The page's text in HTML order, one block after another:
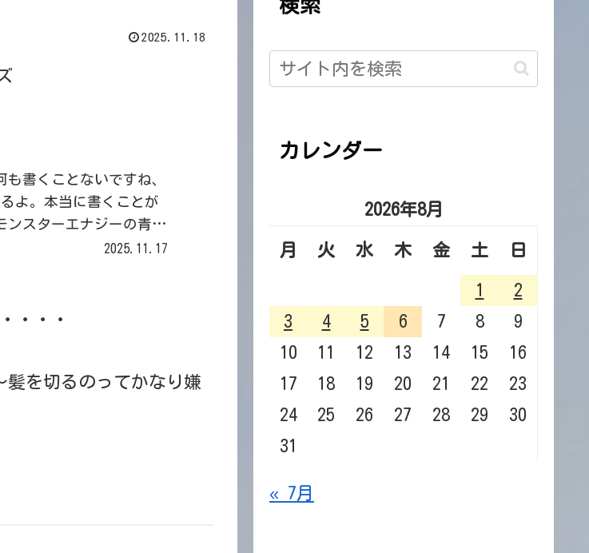
2025.11.18
書くことないですね、
よ。本当に書くことが
スターエナジーの青色
～まだ昼間は気温が高
2025.11.17
・・・
髪を切るのってかなり嫌
検索
カレンダー
2026年8月
月 火 水 木 金 土 日
1
2
3
4 5 6 7 8
9
10
11 12 13 14 15
16
17
18 19 20 21 22
23
24
25 26 27 28 29
30
31
« 7月